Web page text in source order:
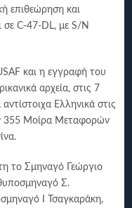
επιθεώρηση και
σε C-47-DL, με S/N
και η εγγραφή του
αρχεία, στις 7
Ελληνικά στις
355 Μοίρα Μεταφορών
το Σμηναγό Γεώργιο
Σ.
Ι Τσαγκαράκη,